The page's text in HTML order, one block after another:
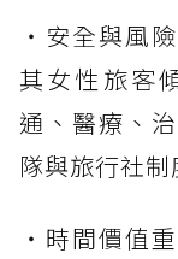
・安全與風
其女性旅客
通、醫療、
隊與旅行社制
・時間價值